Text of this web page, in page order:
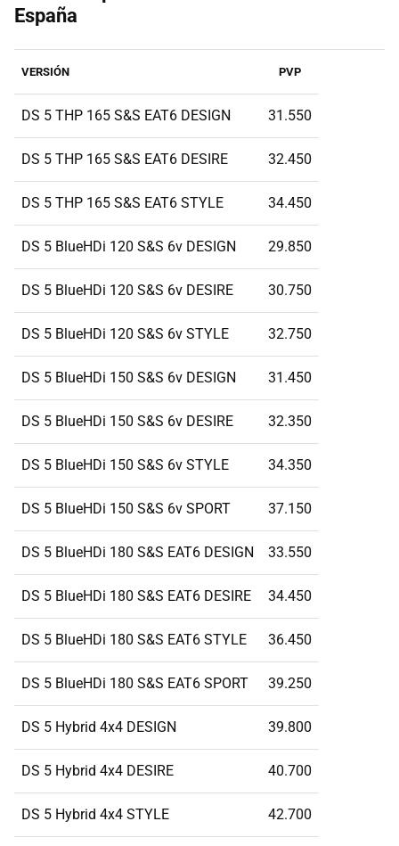
España
VERSIÓN PVP
DS 5 THP 165 S&S EAT6 DESIGN 31.550
DS 5 THP 165 S&S EAT6 DESIRE 32.450
DS 5 THP 165 S&S EAT6 STYLE 34.450
DS 5 BlueHDi 120 S&S 6v DESIGN 29.850
DS 5 BlueHDi 120 S&S 6v DESIRE 30.750
DS 5 BlueHDi 120 S&S 6v STYLE 32.750
DS 5 BlueHDi 150 S&S 6v DESIGN 31.450
DS 5 BlueHDi 150 S&S 6v DESIRE 32.350
DS 5 BlueHDi 150 S&S 6v STYLE 34.350
DS 5 BlueHDi 150 S&S 6v SPORT 37.150
DS 5 BlueHDi 180 S&S EAT6 DESIGN 33.550
DS 5 BlueHDi 180 S&S EAT6 DESIRE 34.450
DS 5 BlueHDi 180 S&S EAT6 STYLE 36.450
DS 5 BlueHDi 180 S&S EAT6 SPORT 39.250
DS 5 Hybrid 4x4 DESIGN 39.800
DS 5 Hybrid 4x4 DESIRE 40.700
DS 5 Hybrid 4x4 STYLE 42.700